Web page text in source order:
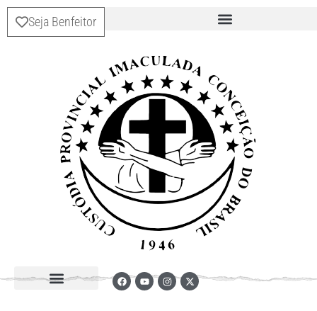
Seja Benfeitor